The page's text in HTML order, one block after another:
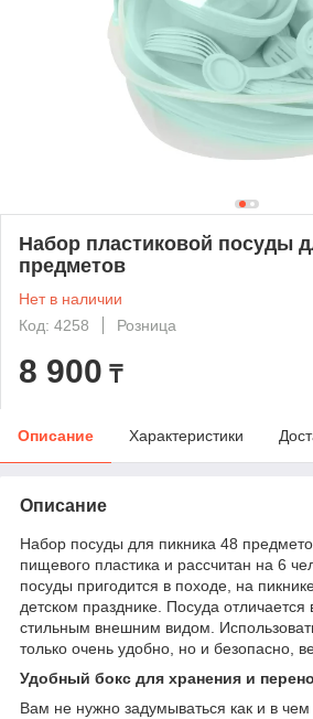
Набор пластиковой посуды
предметов
Нет в наличии
Код: 4258
Розница
8 900 ₸
Описание Характеристики
Описание
Набор посуды для пикника 48
пищевого пластика и рассчитан на 6
посуды пригодится в походе, на
детском празднике. Посуда отличается
стильным внешним видом.
только очень удобно, но и безопасно,
Удобный бокс для хранения и
Вам не нужно задумываться как и в